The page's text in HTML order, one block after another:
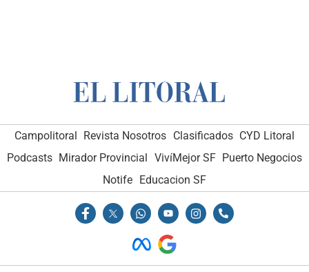
Campolitoral Revista Nosotros Clasificados CYD Litoral
Podcasts Mirador Provincial VivíMejor SF Puerto Negocios
Notife Educacion SF